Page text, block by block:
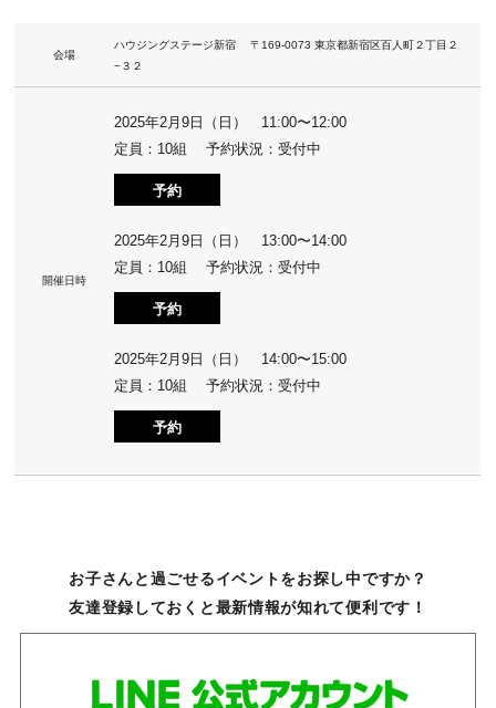
会場
ハウジングステージ新宿 〒169-0073 東京都新宿区百人町２丁目２
−３２
開催日時
2025年2月9日（日） 11:00〜12:00
定員：10組 予約状況：受付中
予約
2025年2月9日（日） 13:00〜14:00
定員：10組 予約状況：受付中
予約
2025年2月9日（日） 14:00〜15:00
定員：10組 予約状況：受付中
予約
お子さんと過ごせるイベントをお探し中ですか？
友達登録しておくと最新情報が知れて便利です！